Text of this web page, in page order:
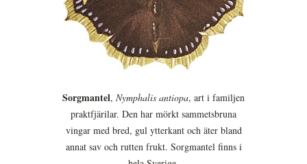
Sorgmantel, Nymphalis antiopa, art i familjen
praktfjärilar. Den har mörkt sammetsbruna
vingar med bred, gul ytterkant och äter bland
annat sav och rutten frukt. Sorgmantel finns i